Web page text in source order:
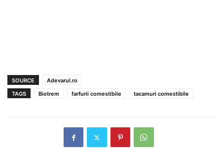
SOURCE
Adevarul.ro
TAGS
Biotrem farfurii comestibile tacamuri comestibile